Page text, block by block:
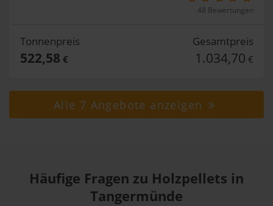
48 Bewertungen
Tonnenpreis
522,58 €
Gesamtpreis
1.034,70 €
Alle 7 Angebote anzeigen
Häufige Fragen zu Holzpellets in
Tangermünde